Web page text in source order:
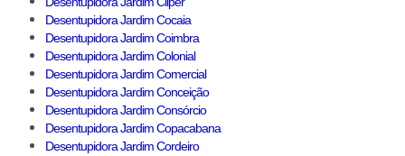
Desentupidora Jardim Cocaia
Desentupidora Jardim Coimbra
Desentupidora Jardim Colonial
Desentupidora Jardim Comercial
Desentupidora Jardim Conceição
Desentupidora Jardim Consórcio
Desentupidora Jardim Copacabana
Desentupidora Jardim Cordeiro